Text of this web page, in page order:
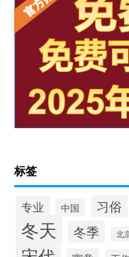
标签
专业 中国 习俗
冬天 冬季 北